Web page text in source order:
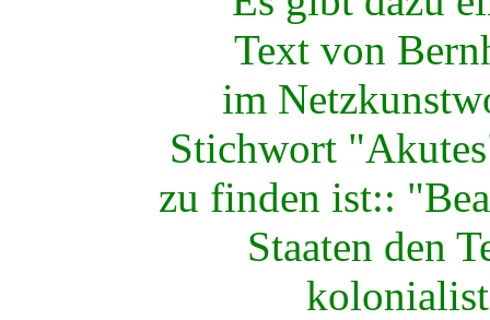
Text von
im
Stichwort
zu finden ist::
Staaten den